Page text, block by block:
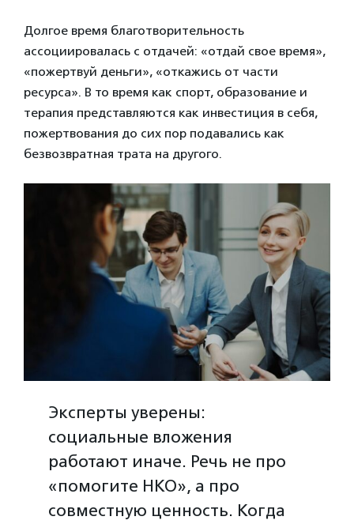
Долгое время благотворительность
ассоциировалась с отдачей: «отдай свое время»,
«пожертвуй деньги», «откажись от части
ресурса». В то время как спорт, образование и
терапия представляются как инвестиция в себя,
пожертвования до сих пор подавались как
безвозвратная трата на другого.
Эксперты уверены:
социальные вложения
работают иначе. Речь не про
«помогите НКО», а про
совместную ценность. Когда